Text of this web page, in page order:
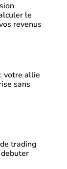
le
revenus
votre allie
sans
trading